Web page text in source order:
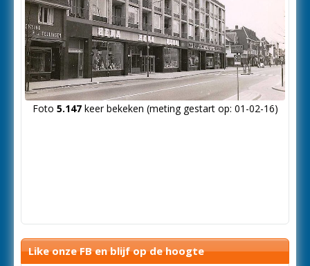
Foto 5.147keer bekeken (meting gestart op: 01-02-16)
Like onze FB en blijf op de hoogte